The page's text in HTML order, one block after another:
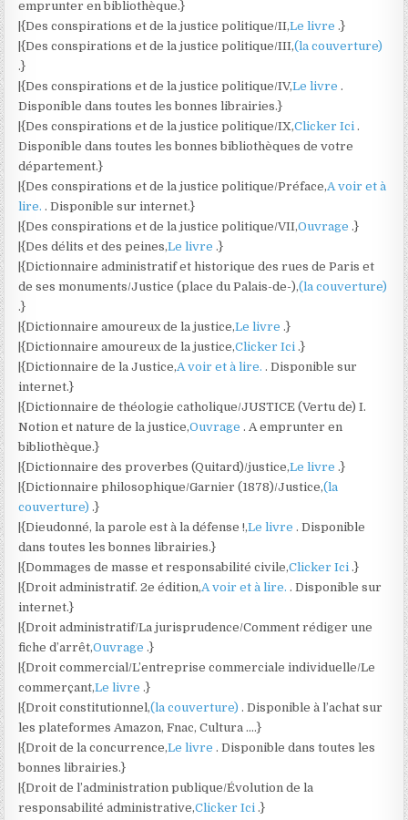
emprunter en bibliothèque.}
|{Des conspirations et de la justice politique/II,Le livre.}
|{Des conspirations et de la justice politique/III,(la couverture)
.}
|{Des conspirations et de la justice politique/IV,Le livre.
Disponible dans toutes les bonnes librairies.}
|{Des conspirations et de la justice politique/IX,Clicker Ici.
Disponible dans toutes les bonnes bibliothèques de votre
département.}
|{Des conspirations et de la justice politique/Préface,A voir et à
lire.. Disponible sur internet.}
|{Des conspirations et de la justice politique/VII,Ouvrage.}
|{Des délits et des peines,Le livre.}
|{Dictionnaire administratif et historique des rues de Paris et
de ses monuments/Justice (place du Palais-de-),(la couverture)
.}
|{Dictionnaire amoureux de la justice,Le livre.}
|{Dictionnaire amoureux de la justice,Clicker Ici.}
|{Dictionnaire de la Justice,A voir et à lire.. Disponible sur
internet.}
|{Dictionnaire de théologie catholique/JUSTICE (Vertu de) I.
Notion et nature de la justice,Ouvrage. A emprunter en
bibliothèque.}
|{Dictionnaire des proverbes (Quitard)/justice,Le livre.}
|{Dictionnaire philosophique/Garnier (1878)/Justice,(la
couverture).}
|{Dieudonné, la parole est à la défense !,Le livre. Disponible
dans toutes les bonnes librairies.}
|{Dommages de masse et responsabilité civile,Clicker Ici.}
|{Droit administratif. 2e édition,A voir et à lire.. Disponible sur
internet.}
|{Droit administratif/La jurisprudence/Comment rédiger une
fiche d’arrêt,Ouvrage.}
|{Droit commercial/L’entreprise commerciale individuelle/Le
commerçant,Le livre.}
|{Droit constitutionnel,(la couverture). Disponible à l’achat sur
les plateformes Amazon, Fnac, Cultura ….}
|{Droit de la concurrence,Le livre. Disponible dans toutes les
bonnes librairies.}
|{Droit de l’administration publique/Évolution de la
responsabilité administrative,Clicker Ici.}